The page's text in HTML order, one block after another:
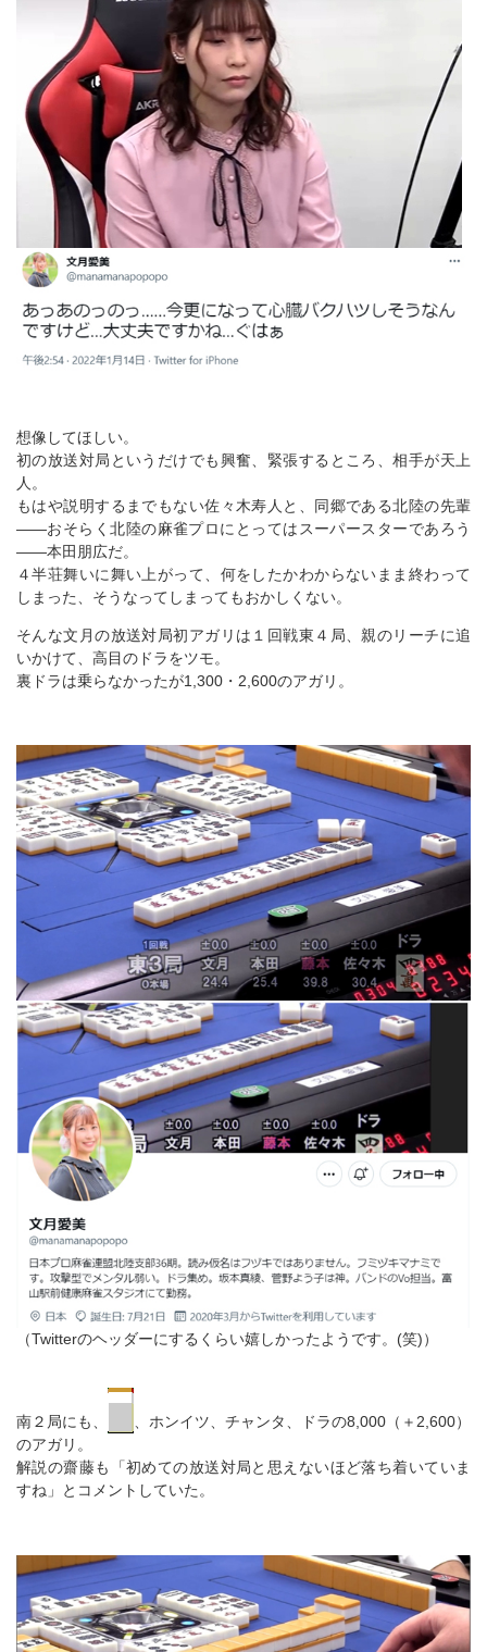
想像してほしい。
初の放送対局というだけでも興奮、緊張するところ、相手が天上
人。
もはや説明するまでもない佐々木寿人と、同郷である北陸の先輩
――おそらく北陸の麻雀プロにとってはスーパースターであろう
――本田朋広だ。
４半荘舞いに舞い上がって、何をしたかわからないまま終わって
しまった、そうなってしまってもおかしくない。
そんな文月の放送対局初アガリは１回戦東４局、親のリーチに追
いかけて、高目のドラをツモ。
裏ドラは乗らなかったが1,300・2,600のアガリ。
（Twitterのヘッダーにするくらい嬉しかったようです。(笑)）
南２局にも、
、ホンイツ、チャンタ、ドラの8,000（＋2,600）
のアガリ。
解説の齋藤も「初めての放送対局と思えないほど落ち着いていま
すね」とコメントしていた。